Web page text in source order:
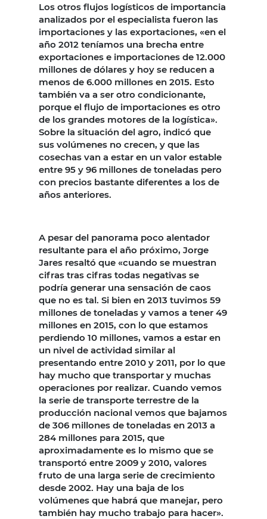
Los otros flujos logísticos de importancia
analizados por el especialista fueron las
importaciones y las exportaciones, «en el
año 2012 teníamos una brecha entre
exportaciones e importaciones de 12.000
millones de dólares y hoy se reducen a
menos de 6.000 millones en 2015. Esto
también va a ser otro condicionante,
porque el flujo de importaciones es otro
de los grandes motores de la logística».
Sobre la situación del agro, indicó que
sus volúmenes no crecen, y que las
cosechas van a estar en un valor estable
entre 95 y 96 millones de toneladas pero
con precios bastante diferentes a los de
años anteriores.
A pesar del panorama poco alentador
resultante para el año próximo, Jorge
Jares resaltó que «cuando se muestran
cifras tras cifras todas negativas se
podría generar una sensación de caos
que no es tal. Si bien en 2013 tuvimos 59
millones de toneladas y vamos a tener 49
millones en 2015, con lo que estamos
perdiendo 10 millones, vamos a estar en
un nivel de actividad similar al
presentando entre 2010 y 2011, por lo que
hay mucho que transportar y muchas
operaciones por realizar. Cuando vemos
la serie de transporte terrestre de la
producción nacional vemos que bajamos
de 306 millones de toneladas en 2013 a
284 millones para 2015, que
aproximadamente es lo mismo que se
transportó entre 2009 y 2010, valores
fruto de una larga serie de crecimiento
desde 2002. Hay una baja de los
volúmenes que habrá que manejar, pero
también hay mucho trabajo para hacer».